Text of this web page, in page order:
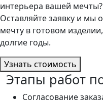
интерьера вашей мечты?
Оставляйте заявку и
мечту в готовом
долгие годы.
Узнать стоимость
Этапы работ
Согласование